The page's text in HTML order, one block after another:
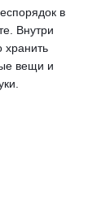
в
Внутри
хранить
вещи и